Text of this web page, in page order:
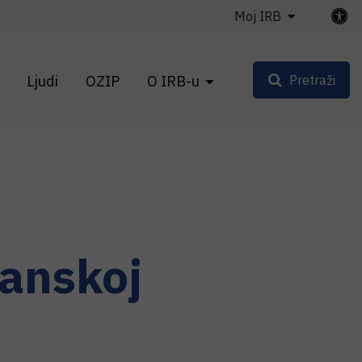
Ljudi OZIP O IRB-u
Moj IRB
Pretraži